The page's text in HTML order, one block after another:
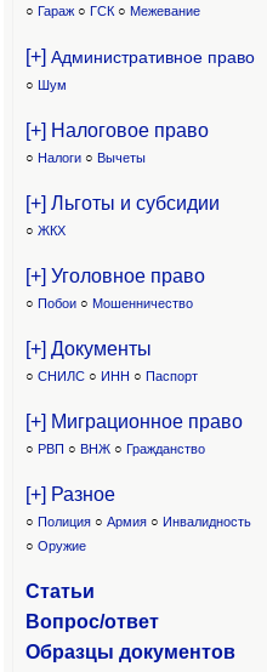
○ Гараж ○ ГСК ○ Межевание
[+] Административное право
○ Шум
[+] Налоговое право
○ Налоги ○ Вычеты
[+] Льготы и субсидии
○ ЖКХ
[+] Уголовное право
○ Побои ○ Мошенничество
[+] Документы
○ СНИЛС ○ ИНН ○ Паспорт
[+] Миграционное право
○ РВП ○ ВНЖ ○ Гражданство
[+] Разное
○ Полиция ○ Армия ○ Инвалидность
○ Оружие
Статьи
Вопрос/ответ
Образцы документов